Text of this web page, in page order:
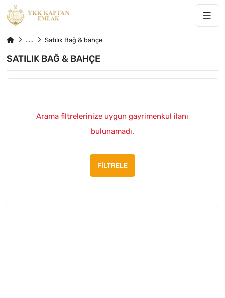
Satılık Bağ & bahçe
SATILIK BAĞ & BAHÇE
Arama filtrelerinize uygun gayrimenkul ilanı
bulunamadı.
FILTRELE